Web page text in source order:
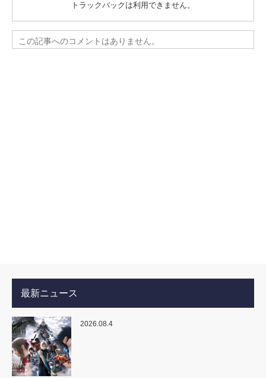
トラックバックは利用できません。
この記事へのコメントはありません。
最新ニュース
2026.08.4